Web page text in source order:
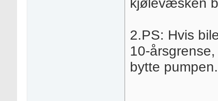
2.PS: Hvis
10-
bytte pumpen.